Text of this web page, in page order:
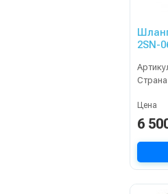
2SN-
Цена
6